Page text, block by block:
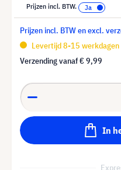
Prijzen incl. BTW.
Prijzen incl. BTW en excl.
Levertijd 8-15 werkdagen
Verzending vanaf€ 9,99
In